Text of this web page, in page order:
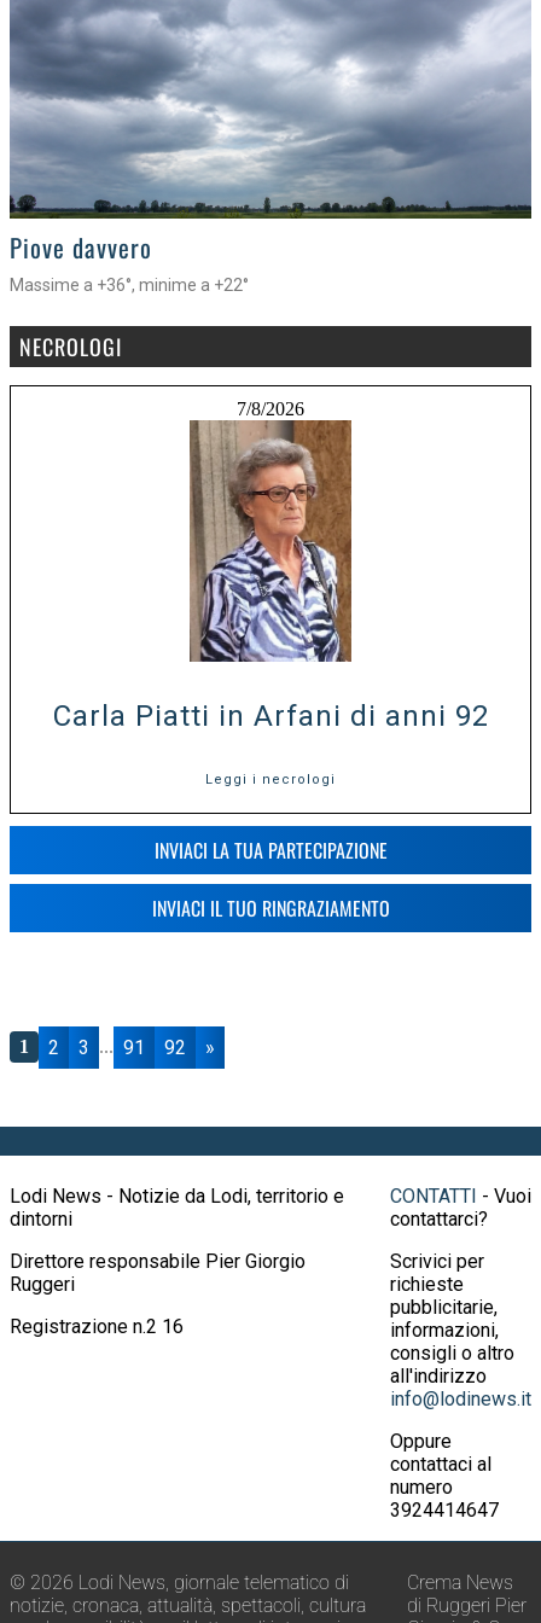
>
Piove davvero
Massime a +36°, minime a +22°
NECROLOGI
7/8/2026
Carla Piatti in Arfani di anni 92
Leggi i necrologi
INVIACI LA TUA PARTECIPAZIONE
INVIACI IL TUO RINGRAZIAMENTO
1 2 3 ... 91 92 »
Lodi News - Notizie da Lodi, territorio e
dintorni
Direttore responsabile Pier Giorgio
Ruggeri
Registrazione n.2 16
CONTATTI - Vuoi
contattarci?
Scrivici per
richieste
pubblicitarie,
informazioni,
consigli o altro
all'indirizzo
info@lodinews.it
Oppure
contattaci al
numero
3924414647
© 2026 Lodi News, giornale telematico di
notizie, cronaca, attualità, spettacoli, cultura
Crema News
di Ruggeri Pier